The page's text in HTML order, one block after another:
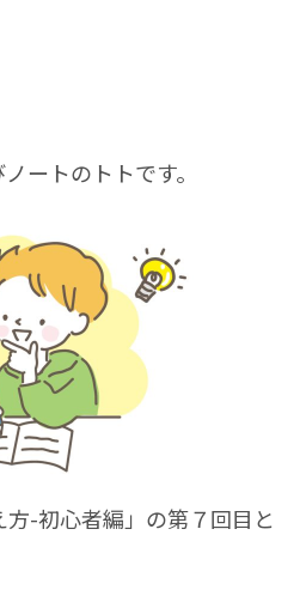
ートのトトです。
方-初心者編」の第７回目と